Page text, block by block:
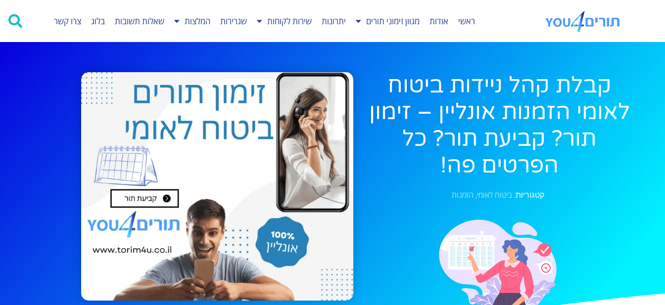
ראשי אודות מגוון זימוני תורים יתרונות שירות לקוחות שגרירות המלצות שאלות תשובות בלוג צרו קשר
קבלת קהל ניידות ביטוח
לאומי הזמנות אונליין – זימון
תור? קביעת תור? כל
הפרטים פה!
קטגוריות: ביטוח לאומי, הזמנות